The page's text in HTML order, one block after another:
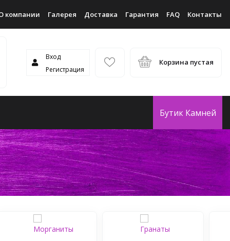
компании Галерея Доставка Гарантия FAQ Контакты
Вход
Регистрация
Корзина пустая
Бутик Камней